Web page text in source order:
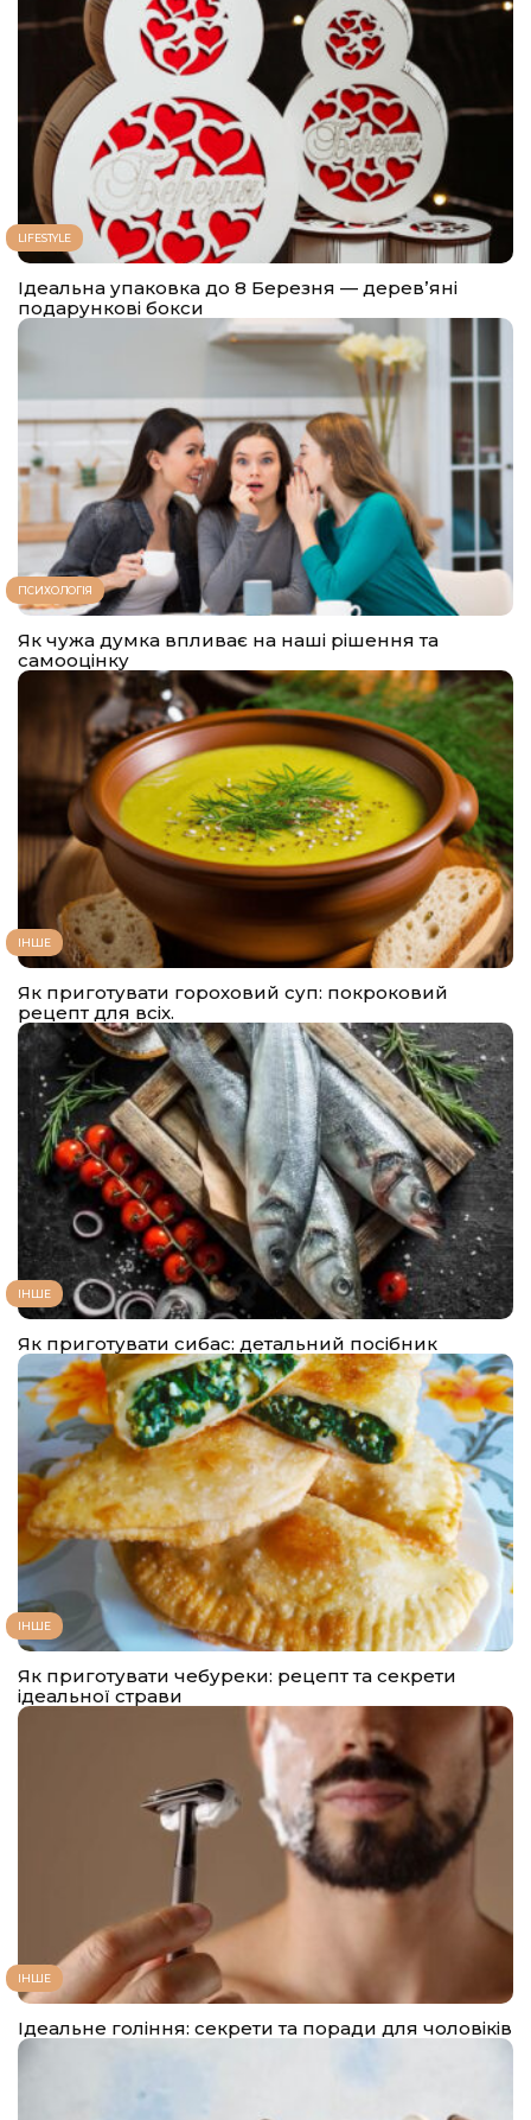
LIFESTYLE
Ідеальна упаковка до 8 Березня — деревʼяні
подарункові бокси
ПСИХОЛОГІЯ
Як чужа думка впливає на наші рішення та
самооцінку
ІНШЕ
Як приготувати гороховий суп: покроковий
рецепт для всіх.
ІНШЕ
Як приготувати сибас: детальний посібник
ІНШЕ
Як приготувати чебуреки: рецепт та секрети
ідеальної страви
ІНШЕ
Ідеальне гоління: секрети та поради для чоловіків